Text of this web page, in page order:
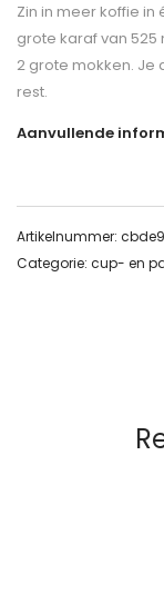
Zin in meer koffie
grote karaf van 525
2 grote mokken. Je
rest.
Aanvullende
Artikelnummer:
Categorie: cup- en